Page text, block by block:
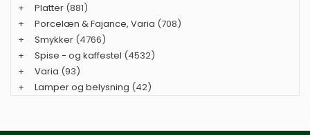
+
Platter (881)
+
Porcelæn & Fajance, Varia (708)
+
Smykker (4766)
+
Spise - og kaffestel (4532)
+
Varia (93)
+
Lamper og belysning (42)